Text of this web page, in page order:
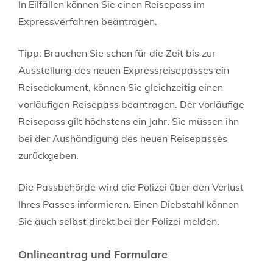
In Eilfällen können Sie einen Reisepass im
Expressverfahren beantragen.
Tipp: Brauchen Sie schon für die Zeit bis zur
Ausstellung des neuen Expressreisepasses ein
Reisedokument, können Sie gleichzeitig einen
vorläufigen Reisepass beantragen. Der vorläufige
Reisepass gilt höchstens ein Jahr. Sie müssen ihn
bei der Aushändigung des neuen Reisepasses
zurückgeben.
Die Passbehörde wird die Polizei über den Verlust
Ihres Passes informieren. Einen Diebstahl können
Sie auch selbst direkt bei der Polizei melden.
Onlineantrag und Formulare